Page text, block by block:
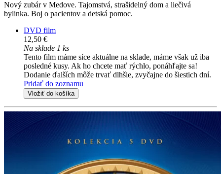
Nový zubár v Medove. Tajomstvá, strašidelný dom a liečivá
bylinka. Boj o pacientov a detská pomoc.
DVD film
12,50 €
Na sklade 1 ks
Tento film máme síce aktuálne na sklade, máme však už iba
posledné kusy. Ak ho chcete mať rýchlo, ponáhľajte sa!
Dodanie ďalších môže trvať dlhšie, zvyčajne do šiestich dní.
Pridať do zoznamu
Vložiť do košíka